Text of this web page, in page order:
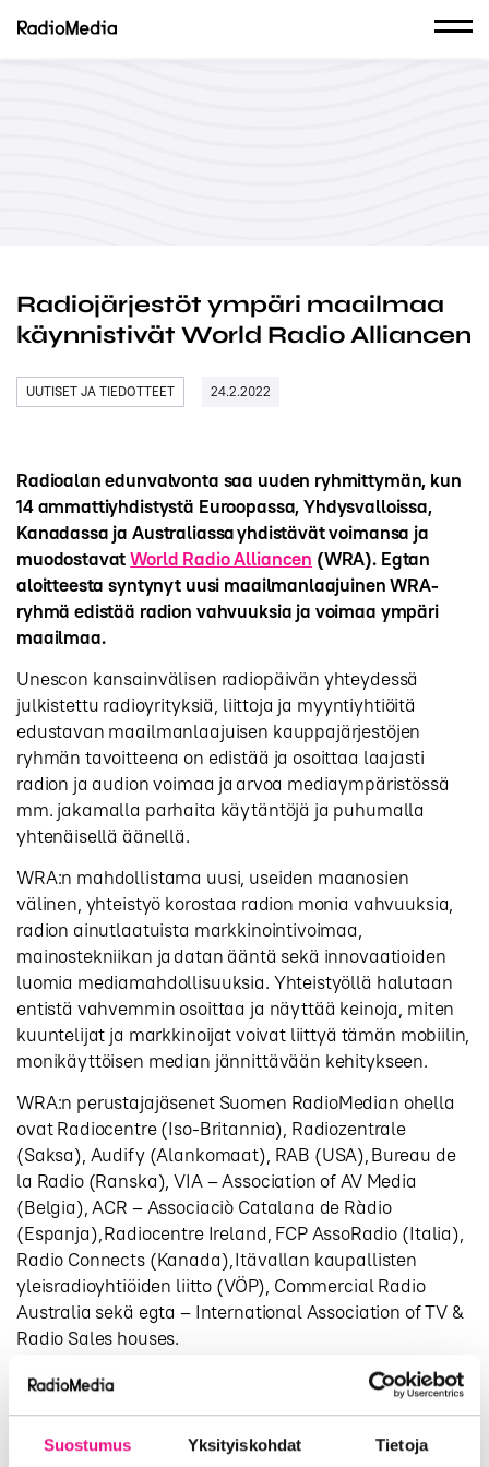
Suostumus Yksityiskohdat Tietoja
Radiojärjestöt ympäri maailmaa
käynnistivät World Radio Alliancen
UUTISET JA TIEDOTTEET 24.2.2022
Radioalan edunvalvonta saa uuden ryhmittymän, kun
14 ammattiyhdistystä Euroopassa, Yhdysvalloissa,
Kanadassa ja Australiassa yhdistävät voimansa ja
muodostavatWorld Radio Alliancen (WRA). Egtan
aloitteesta syntynyt uusi maailmanlaajuinen WRA-
ryhmä edistää radion vahvuuksia ja voimaa ympäri
maailmaa.
Unescon kansainvälisen radiopäivän yhteydessä
julkistettu radioyrityksiä, liittoja ja myyntiyhtiöitä
edustavan maailmanlaajuisen kauppajärjestöjen
ryhmän tavoitteena on edistää ja osoittaa laajasti
radion ja audion voimaa ja arvoa mediaympäristössä
mm. jakamalla parhaita käytäntöjä ja puhumalla
yhtenäisellä äänellä.
WRA:n mahdollistama uusi, useiden maanosien
välinen, yhteistyö korostaa radion monia vahvuuksia,
radion ainutlaatuista markkinointivoimaa,
mainostekniikan ja datan ääntä sekä innovaatioiden
luomia mediamahdollisuuksia. Yhteistyöllä halutaan
entistä vahvemmin osoittaa ja näyttää keinoja, miten
kuuntelijat ja markkinoijat voivat liittyä tämän mobiilin,
monikäyttöisen median jännittävään kehitykseen.
WRA:n perustajajäsenet Suomen RadioMedian ohella
ovat Radiocentre (Iso-Britannia), Radiozentrale
(Saksa), Audify (Alankomaat), RAB (USA), Bureau de
la Radio (Ranska), VIA – Association of AV Media
(Belgia), ACR – Associaciò Catalana de Ràdio
(Espanja), Radiocentre Ireland, FCP AssoRadio (Italia),
Radio Connects (Kanada), Itävallan kaupallisten
yleisradioyhtiöiden liitto (VÖP), Commercial Radio
Australia sekä egta – International Association of TV &
Radio Sales houses.
Lucy Barrett
, Radiocentren UK:n asiakasjohtaja, on
valittu uuden organisaation presidentiksi. Hän edustaa
Allianssia ulkopuolisille sidosryhmille ja ohjaa ryhmän
toimintaa.Caroline Gianias,Kanadan Radio Connectsin